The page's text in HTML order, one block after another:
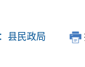
县民政局